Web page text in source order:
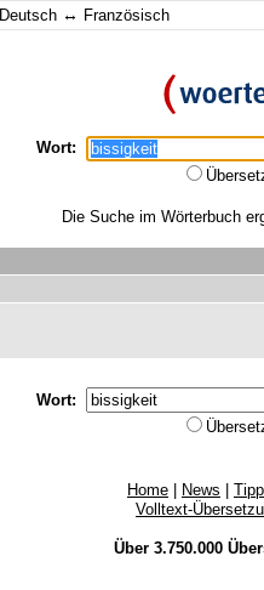
Deutsch ↔ Französisch
Wort:
Die Suche im Wörterbuch
Wort:
Home News
Volltext-
Über 3.750.000